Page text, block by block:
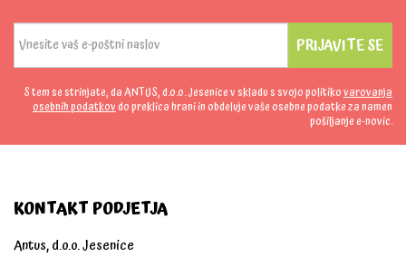
PRIJAVITE SE
S tem se strinjate, da ANTUS, d.o.o. Jesenice v skladu s svojo politikovarovanja
osebnih podatkovdo preklica hrani in obdeluje vaše osebne podatke za namen
pošiljanje e-novic.
KONTAKT PODJETJA
Antus, d.o.o. Jesenice